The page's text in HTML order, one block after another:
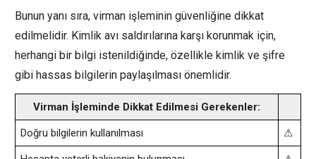
Bunun yanı sıra, virman işleminin güvenliğine dikkat
edilmelidir. Kimlik avı saldırılarına karşı korunmak için,
herhangi bir bilgi istenildiğinde, özellikle kimlik ve şifre
gibi hassas bilgilerin paylaşılması önemlidir.
Virman İşleminde Dikkat Edilmesi Gerekenler:
Doğru bilgilerin kullanılması ⚠